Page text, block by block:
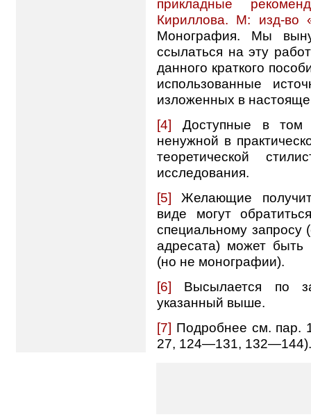
прикладные
Кириллова. М: изд-во
Монография. Мы
ссылаться на эту
данного краткого
использованные
изложенных в
[4] Доступные в том
ненужной в
теоретической
исследования.
[5] Желающие
виде могут
специальному
адресата) может быть
(но не монографии).
[6] Высылается по
указанный выше.
[7] Подробнее см. пар.
27, 124—131, 132—144).